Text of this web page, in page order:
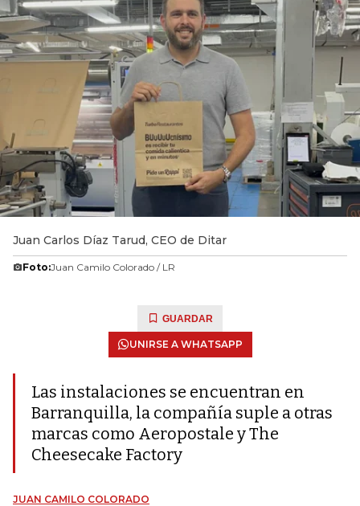
Juan Carlos Díaz Tarud, CEO de Ditar
Foto:Juan Camilo Colorado / LR
GUARDAR
UNIRSE A WHATSAPP
Las instalaciones se encuentran en
Barranquilla, la compañía suple a otras
marcas como Aeropostale y The
Cheesecake Factory
JUAN CAMILO COLORADO